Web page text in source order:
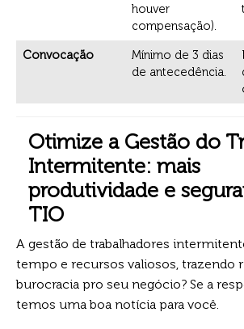
houver
compensação).
Convocação
Mínimo de 3 dias
de antecedência.
Otimize a Gestão do
Intermitente: mais
produtividade e
TIO
A gestão de trabalhadores
tempo e recursos valiosos, trazendo
burocracia pro seu negócio? Se a
temos uma boa notícia para você.